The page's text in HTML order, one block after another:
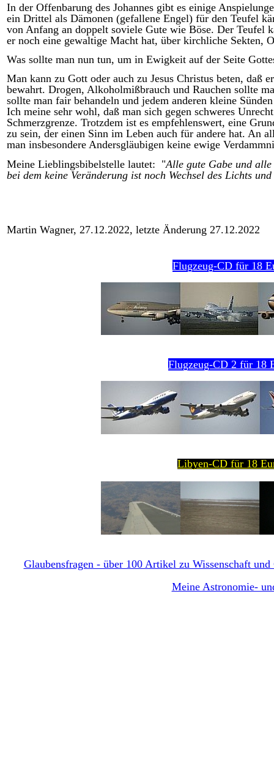
In der Offenbarung des Johannes gibt es einige
ein Drittel als Dämonen (gefallene Engel) für den Teufel
von Anfang an doppelt soviele Gute wie Böse. Der Teufel
er noch eine gewaltige Macht hat, über kirchliche Sekten,
Was sollte man nun tun, um in Ewigkeit auf der Seite
Man kann zu Gott oder auch zu Jesus Christus beten, daß
bewahrt. Drogen, Alkoholmißbrauch und Rauchen sollte
sollte man fair behandeln und jedem anderen kleine
Ich meine sehr wohl, daß man sich gegen schweres
Schmerzgrenze. Trotzdem ist es empfehlenswert, eine
zu sein, der einen Sinn im Leben auch für andere hat. An
man insbesondere Andersgläubigen keine ewige
Meine Lieblingsbibelstelle lautet: "Alle gute Gabe und
bei dem keine Veränderung ist noch Wechsel des Lichts
Martin Wagner, 27.12.2022, letzte Änderung 27.12.2022
Flugzeug-CD für 18
Flugzeug-CD 2 für 18
Libyen-CD für 18
Glaubensfragen - über 100 Artikel zu Wissenschaft
Meine Astronomie-